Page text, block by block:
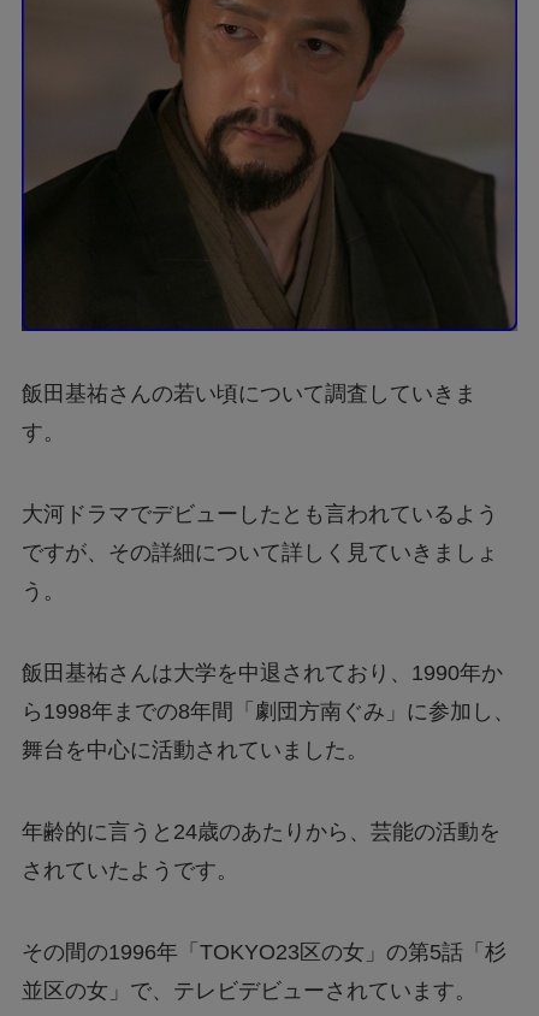
飯田基祐さんの若い頃について調査していきま
す。
大河ドラマでデビューしたとも言われているよう
ですが、その詳細について詳しく見ていきましょ
う。
飯田基祐さんは大学を中退されており、1990年か
ら1998年までの8年間「劇団方南ぐみ」に参加し、
舞台を中心に活動されていました。
年齢的に言うと24歳のあたりから、芸能の活動を
されていたようです。
その間の1996年「TOKYO23区の女」の第5話「杉
並区の女」で、テレビデビューされています。